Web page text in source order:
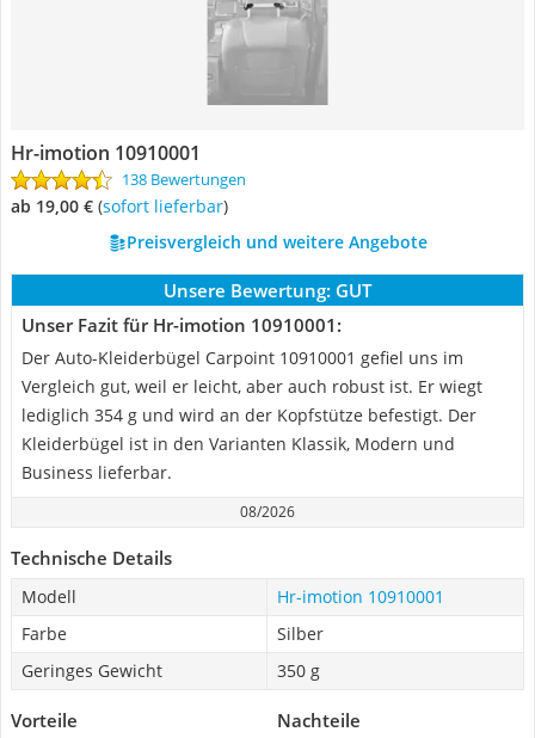
Hr-imotion 10910001
138 Bewertungen
ab 19,00 € ( Sofort lieferbar)
Preisvergleich und weitere Angebote
Unsere Bewertung: GUT
Unser Fazit für Hr-imotion 10910001:
Der Auto-Kleiderbügel Carpoint 10910001 gefiel uns im
Vergleich gut, weil er leicht, aber auch robust ist. Er wiegt
lediglich 354 g und wird an der Kopfstütze befestigt. Der
Kleiderbügel ist in den Varianten Klassik, Modern und
Business lieferbar.
08/2026
Technische Details
Modell
Hr-imotion 10910001
Farbe
Silber
Geringes Gewicht
350 g
Vorteile Nachteile